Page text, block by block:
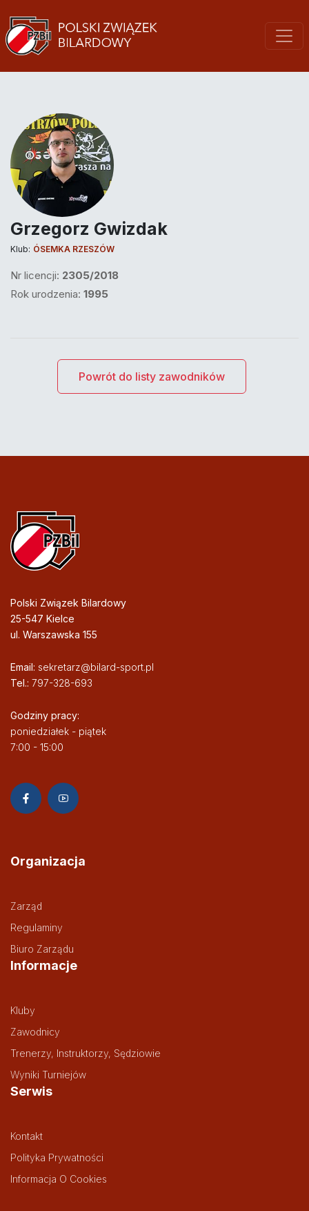
Grzegorz Gwizdak
Klub: ÓSEMKA RZESZÓW
Nr licencji: 2305/2018
Rok urodzenia: 1995
Powrót do listy zawodników
Polski Związek Bilardowy
25-547 Kielce
ul. Warszawska 155
Email: sekretarz@bilard-sport.pl
Tel.: 797-328-693
Godziny pracy:
poniedziałek - piątek
7:00 - 15:00
Organizacja
Zarząd
Regulaminy
Biuro Zarządu
Informacje
Kluby
Zawodnicy
Trenerzy, Instruktorzy, Sędziowie
Wyniki Turniejów
Serwis
Kontakt
Polityka Prywatności
Informacja O Cookies